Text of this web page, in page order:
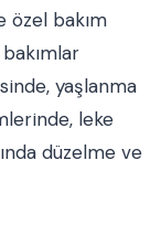
özel bakım
yaşlanma
leke
düzelme ve